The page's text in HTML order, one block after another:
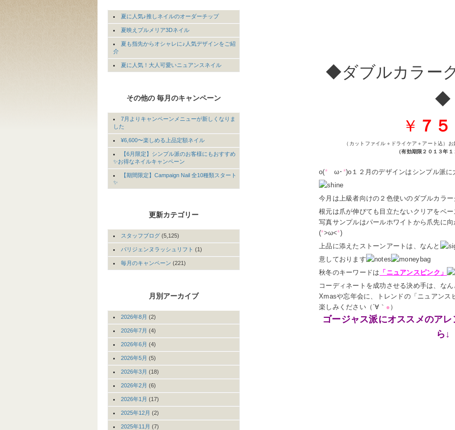
◆ダブルカラー
◆
￥ ７
（カットファイル＋ドライケア＋アート込）
（有効期限２０１３年
o(*ゝω･ *)o１２月のデザインはシンプル派
今月は上級者向けの２色使いのダブルカラ
根元は爪が伸びても目立たないクリアをベ
写真サンプルはパールホワイトから爪先に
(*>ω<*)ゞ
上品に添えたストーンアートは、なんと
意しております
秋冬のキーワードは 「ニュアンスピンク」
コーディネートを成功させる決め手は、な
Xmasや忘年会に、トレンドの「ニュアンス
楽しみください（´∀｀ ● ）
ゴージャス派にオススメのア
ら↓
夏に人気♪推しネイルのオーダーチップ
夏映えプルメリア3Dネイル
夏も指先からオシャレに♪人気デザインをご紹
介
夏に人気！大人可愛いニュアンスネイル
その他の 毎月のキャンペーン
7月よりキャンペーンメニューが新しくなりま
した
¥6,600〜楽しめる上品定額ネイル
【6月限定】シンプル派のお客様にもおすすめ
✨お得なネイルキャンペーン
【期間限定】Campaign Nail 全10種類スタート
✨
更新カテゴリー
スタッフブログ (5,125)
パリジェンヌラッシュリフト (1)
毎月のキャンペーン (221)
月別アーカイブ
2026年8月 (2)
2026年7月 (4)
2026年6月 (4)
2026年5月 (5)
2026年3月 (18)
2026年2月 (6)
2026年1月 (17)
2025年12月 (2)
2025年11月 (7)